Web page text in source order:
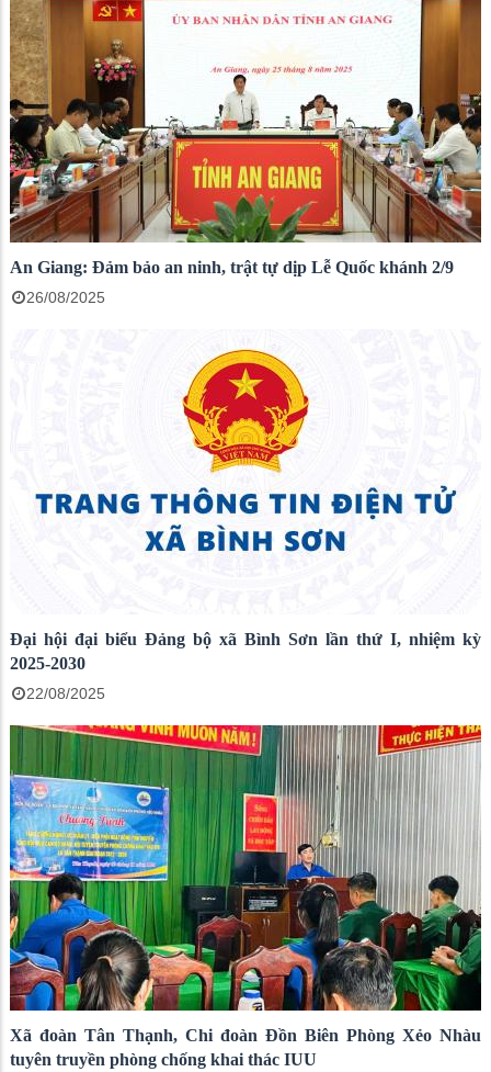
An Giang: Đảm bảo an ninh, trật tự dịp Lễ Quốc khánh 2/9
26/08/2025
Đại hội đại biểu Đảng bộ xã Bình Sơn lần thứ I, nhiệm kỳ
2025-2030
22/08/2025
Xã đoàn Tân Thạnh, Chi đoàn Đồn Biên Phòng Xẻo Nhàu
tuyên truyền phòng chống khai thác IUU